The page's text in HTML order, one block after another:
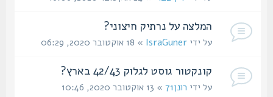
המלצה על נרתיק חיצוני?
על ידיIsraGuner» 18 אוקטובר 2020, 06:29
קונקטור גוסט לגלוק 42/43 בארץ?
על ידירונן71 » 13 אוקטובר 2020, 10:46